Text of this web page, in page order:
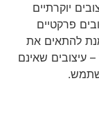
יוקרתיים
פרקטיים
להתאים את
עיצובים שאינם